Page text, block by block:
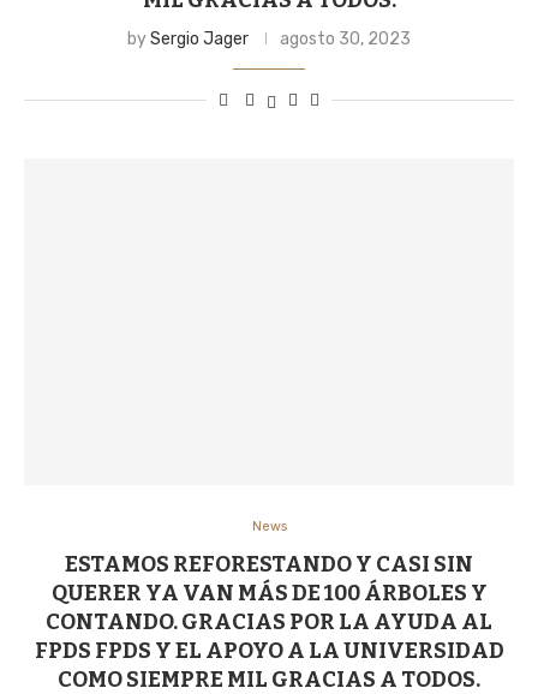
bySergio Jager agosto 30, 2023
News
ESTAMOS REFORESTANDO Y CASI SIN
QUERER YA VAN MÁS DE 100 ÁRBOLES Y
CONTANDO. GRACIAS POR LA AYUDA AL
FPDS FPDS Y EL APOYO A LA UNIVERSIDAD
COMO SIEMPRE MIL GRACIAS A TODOS.